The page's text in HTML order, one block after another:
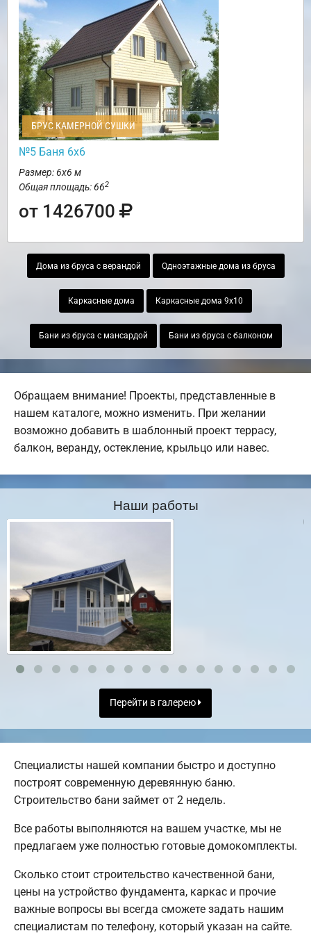
БРУС КАМЕРНОЙ СУШКИ
№5 Баня 6х6
Размер: 6х6 м
Общая площадь: 662
от 1426700
Дома из бруса с верандой Одноэтажные дома из бруса
Каркасные дома Каркасные дома 9х10
Бани из бруса с мансардой Бани из бруса с балконом
Обращаем внимание! Проекты, представленные в
нашем каталоге, можно изменить. При желании
возможно добавить в шаблонный проект террасу,
балкон, веранду, остекление, крыльцо или навес.
Наши работы
Перейти в галерею
Специалисты нашей компании быстро и доступно
построят современную деревянную баню.
Строительство бани займет от 2 недель.
Все работы выполняются на вашем участке, мы не
предлагаем уже полностью готовые домокомплекты.
Сколько стоит строительство качественной бани,
цены на устройство фундамента, каркас и прочие
важные вопросы вы всегда сможете задать нашим
специалистам по телефону, который указан на сайте.